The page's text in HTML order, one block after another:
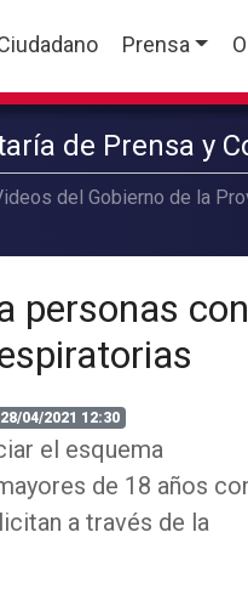
Prensa
de Prensa y
del Gobierno de la
personas con
28/04/2021 12:30
el esquema
de 18 años
a través de la